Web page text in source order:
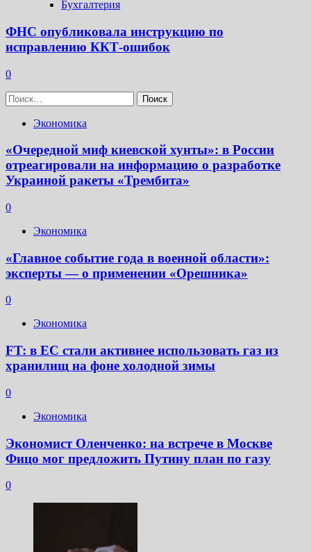
Бухгалтерия
ФНС опубликовала инструкцию по
исправлению ККТ-ошибок
0
Найти:
Экономика
«Очередной миф киевской хунты»: в России
отреагировали на информацию о разработке
Украиной ракеты «Трембита»
0
Экономика
«Главное событие года в военной области»:
эксперты — о применении «Орешника»
0
Экономика
FT: в ЕС стали активнее использовать газ из
хранилищ на фоне холодной зимы
0
Экономика
Экономист Оленченко: на встрече в Москве
Фицо мог предложить Путину план по газу
0